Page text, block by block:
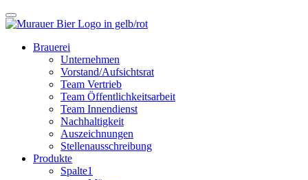
Brauerei
Unternehmen
Vorstand/Aufsichtsrat
Team Vertrieb
Team Öffentlichkeitsarbeit
Team Innendienst
Nachhaltigkeit
Auszeichnungen
Stellenausschreibung
Produkte
Spalte1